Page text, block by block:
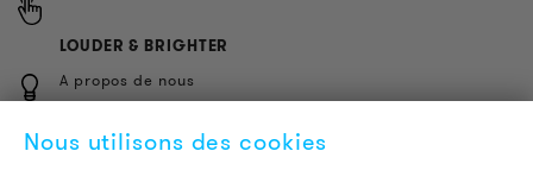
LOUDER & BRIGHTER
A propos de nous
Offres d'emploi
Nous utilisons des cookies